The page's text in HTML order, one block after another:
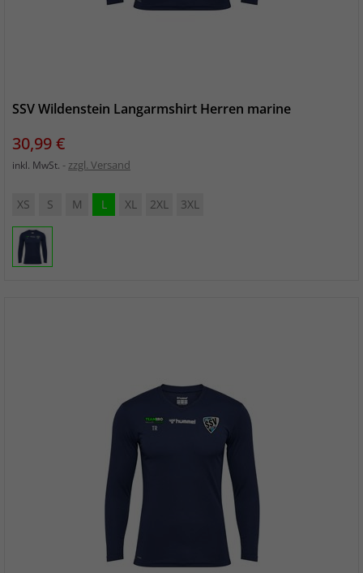
SSV Wildenstein Langarmshirt Herren marine
Preis
30,99 €
inkl. MwSt. zzgl. Versand
XS S M L XL 2XL 3XL